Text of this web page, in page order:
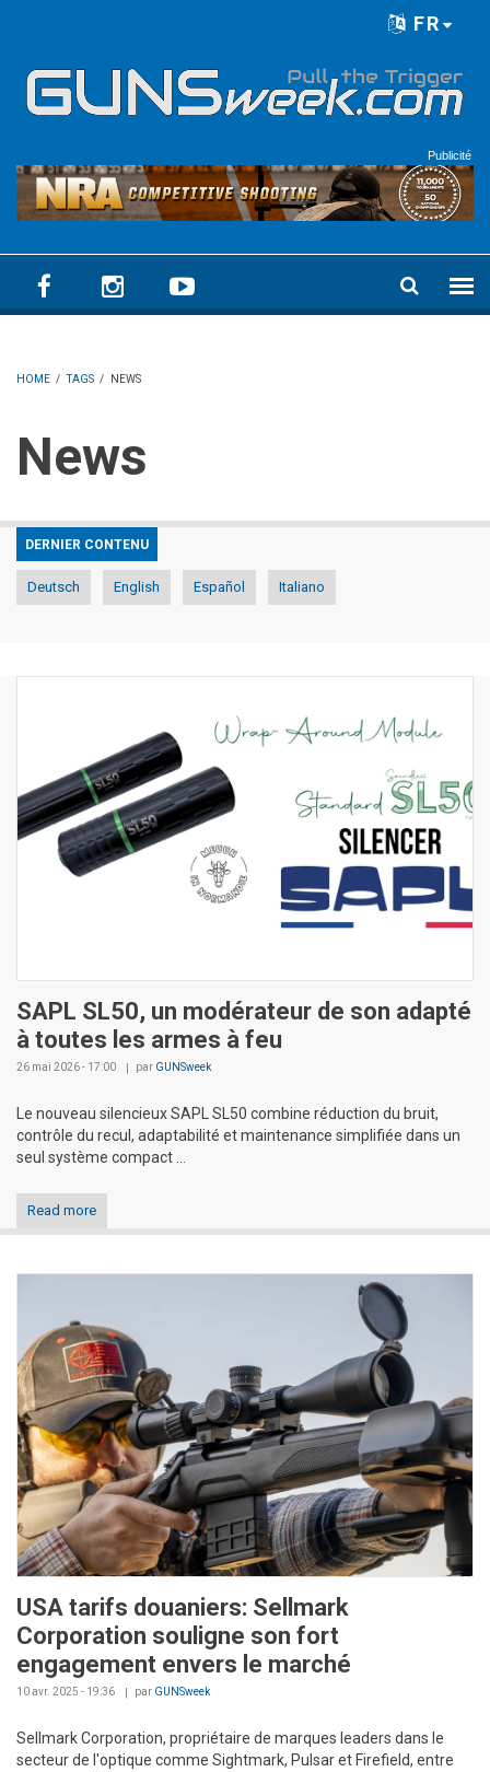
FR
Publicité
HOME / TAGS / NEWS
News
DERNIER CONTENU
Deutsch English Español Italiano
SAPL SL50, un modérateur de son adapté
à toutes les armes à feu
26 mai 2026 - 17:00 par GUNSweek
Le nouveau silencieux SAPL SL50 combine réduction du bruit,
contrôle du recul, adaptabilité et maintenance simplifiée dans un
seul système compact ...
Read more
USA tarifs douaniers: Sellmark
Corporation souligne son fort
engagement envers le marché
10 avr. 2025 - 19:36 par GUNSweek
Sellmark Corporation, propriétaire de marques leaders dans le
secteur de l'optique comme Sightmark, Pulsar et Firefield, entre